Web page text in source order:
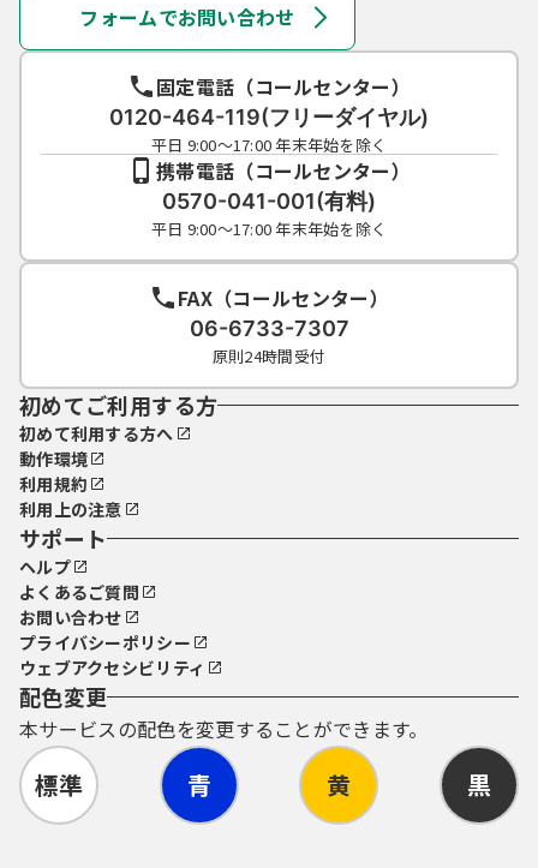
フォームでお問い合わせ
固定電話（コールセンター）
0120-464-119(フリーダイヤル)
平日 9:00～17:00 年末年始を除く
携帯電話（コールセンター）
0570-041-001(有料)
平日 9:00～17:00 年末年始を除く
FAX（コールセンター）
06-6733-7307
原則24時間受付
初めてご利用する方
初めて利用する方へ
動作環境
利用規約
利用上の注意
サポート
ヘルプ
よくあるご質問
お問い合わせ
プライバシーポリシー
ウェブアクセシビリティ
配色変更
本サービスの配色を変更することができます。
標準 青 黄 黒